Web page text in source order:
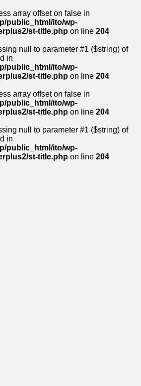
array offset on false in
public_html/ito/wp-
st-title.php on line 204
null to parameter #1 ($string) of
in
public_html/ito/wp-
st-title.php on line 204
array offset on false in
public_html/ito/wp-
st-title.php on line 204
null to parameter #1 ($string) of
in
public_html/ito/wp-
st-title.php on line 204